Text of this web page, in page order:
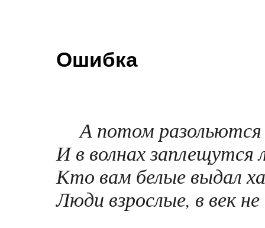
Ошибка
А потом
И в волнах заплещутся
Кто вам белые выдал
Люди взрослые, в век